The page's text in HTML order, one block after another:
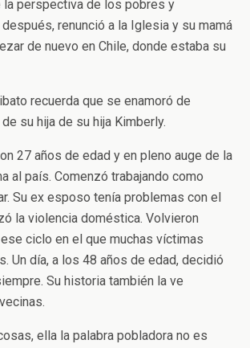
la perspectiva de los pobres y
renunció a la Iglesia y su mamá
de nuevo en Chile, donde estaba su
recuerda que se enamoró de
su hija de su hija Kimberly.
27 años de edad y en pleno auge de la
al país. Comenzó trabajando como
Su ex esposo tenía problemas con el
la violencia doméstica. Volvieron
ciclo en el que muchas víctimas
Un día, a los 48 años de edad, decidió
Su historia también la ve
ella la palabra pobladora no es